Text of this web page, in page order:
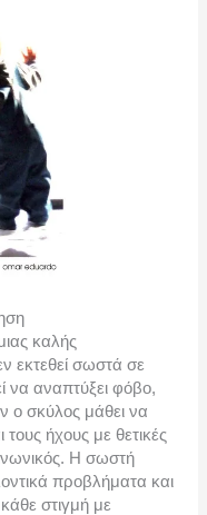
καλής
εκτεθεί σωστά σε
να αναπτύξει φόβο,
ο σκύλος μάθει να
ήχους με θετικές
Η σωστή
προβλήματα και
στιγμή με